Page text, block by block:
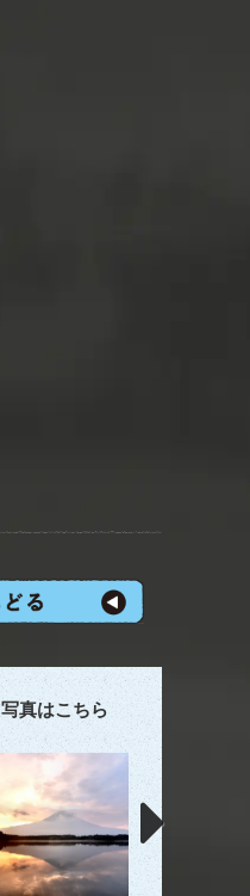
真はこちら